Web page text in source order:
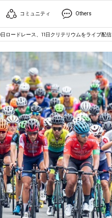
コミュニティ Others
ロードレース、11日クリテリウムをライブ配信